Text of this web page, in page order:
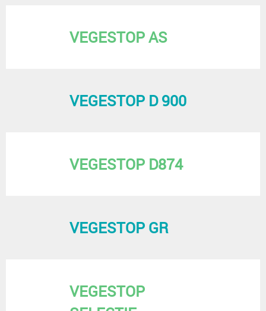
VEGESTOP AS
VEGESTOP D 900
VEGESTOP D874
VEGESTOP GR
VEGESTOP